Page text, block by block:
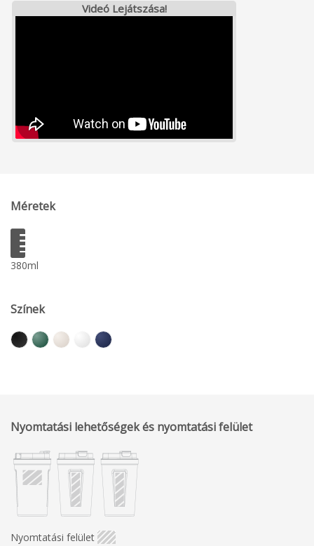
Videó Lejátszása!
Méretek
380ml
Színek
Nyomtatási lehetőségek és nyomtatási felület
Nyomtatási felület